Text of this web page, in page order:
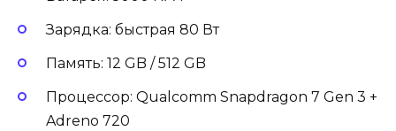
Зарядка: быстрая 80 Вт
Память: 12 GB / 512 GB
Процессор: Qualcomm Snapdragon 7 Gen 3 +
Adreno 720